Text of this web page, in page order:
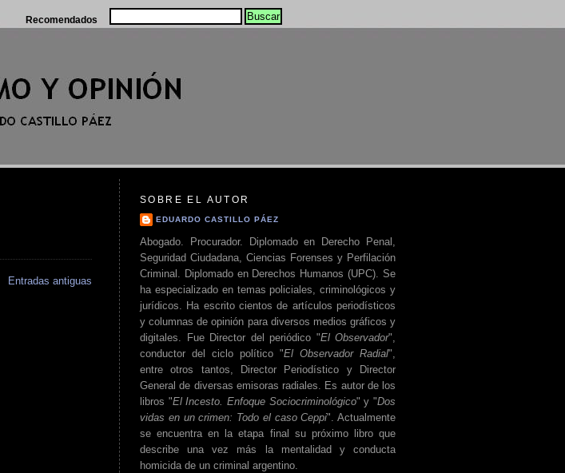
Recomendados
Entradas antiguas
SOBRE EL AUTOR
EDUARDO CASTILLO PÁEZ
Abogado. Procurador. Diplomado en Derecho Penal,
Seguridad Ciudadana, Ciencias Forenses y Perfilación
Criminal. Diplomado en Derechos Humanos (UPC). Se
ha especializado en temas policiales, criminológicos y
jurídicos. Ha escrito cientos de artículos periodísticos
y columnas de opinión para diversos medios gráficos y
digitales. Fue Director del periódico "El Observador",
conductor del ciclo político "El Observador Radial",
entre otros tantos, Director Periodístico y Director
General de diversas emisoras radiales. Es autor de los
libros "El Incesto. Enfoque Sociocriminológico" y "Dos
vidas en un crimen: Todo el caso Ceppi". Actualmente
se encuentra en la etapa final su próximo libro que
describe una vez más la mentalidad y conducta
homicida de un criminal argentino.